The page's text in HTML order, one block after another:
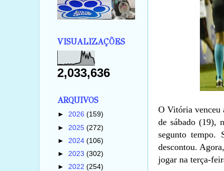
O Vitória venceu
de sábado (19),
segunto tempo.
descontou.
jogar na terça-
VISUALIZAÇÕES
2,033,636
ARQUIVOS
► 2026 (159)
► 2025 (272)
► 2024 (106)
► 2023 (302)
► 2022 (254)